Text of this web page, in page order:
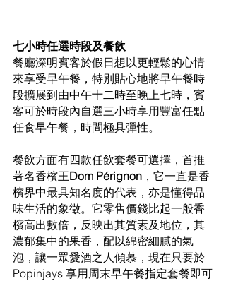
七小時任選時段及餐飲
餐廳深明賓客於假日想以更輕鬆的心情
來享受早午餐，特別貼心地將早午餐時
段擴展到由中午十二時至晚上七時，賓
客可於時段內自選三小時享用豐富任點
任食早午餐，時間極具彈性。
餐飲方面有四款任飲套餐可選擇，首推
著名香檳王Dom Pérignon ，它一直是香
檳界中最具知名度的代表，亦是懂得品
味生活的象徵。它零售價錢比起一般香
檳高出數倍，反映出其質素及地位，其
濃郁集中的果香，配以綿密細膩的氣
泡，讓一眾愛酒之人傾慕，現在只要於
Popinjays 享用周末早午餐指定套餐即可